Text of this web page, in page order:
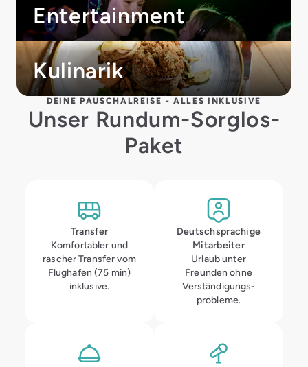
Entertainment
Kulinarik
DEINE PAUSCHALREISE - ALLES INKLUSIVE
Unser Rundum-Sorglos-
Paket
Transfer
Komfortabler und
rascher Transfer vom
Flughafen (75 min)
inklusive.
Deutsch­sprachige
Mitarbeiter
Urlaub unter
Freunden ohne
Verständigungs­
probleme.